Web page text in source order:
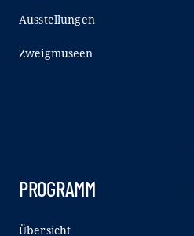
Ausstellungen
Zweigmuseen
PROGRAMM
Übersicht